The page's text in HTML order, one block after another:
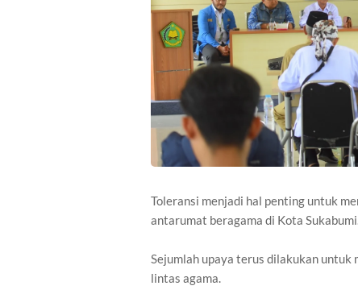
Toleransi menjadi hal penting untuk
antarumat beragama di Kota
Sejumlah upaya terus dilakukan untuk
lintas agama.